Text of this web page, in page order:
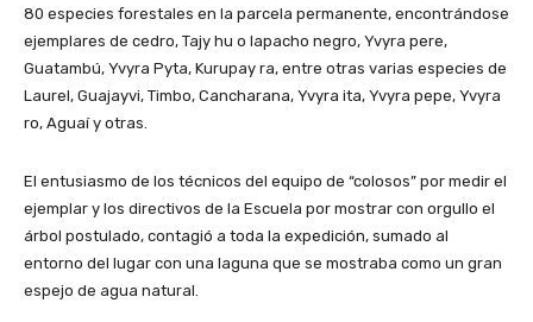
80 especies forestales en la parcela permanente, encontrándose
ejemplares de cedro, Tajy hu o lapacho negro, Yvyra pere,
Guatambú, Yvyra Pyta, Kurupay ra, entre otras varias especies de
Laurel, Guajayvi, Timbo, Cancharana, Yvyra ita, Yvyra pepe, Yvyra
ro, Aguaí y otras.
El entusiasmo de los técnicos del equipo de “colosos” por medir el
ejemplar y los directivos de la Escuela por mostrar con orgullo el
árbol postulado, contagió a toda la expedición, sumado al
entorno del lugar con una laguna que se mostraba como un gran
espejo de agua natural.